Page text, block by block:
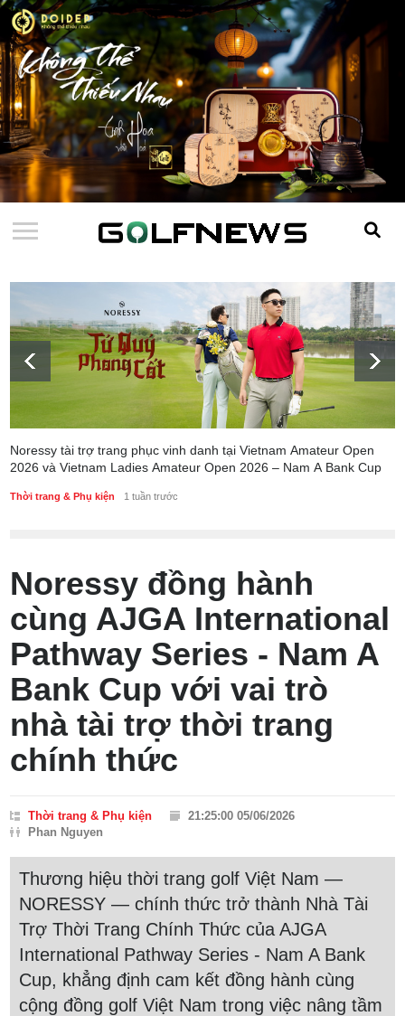
Noressy tài trợ trang phục vinh danh tại Vietnam Amateur Open
2026 và Vietnam Ladies Amateur Open 2026 – Nam A Bank Cup
Thời trang & Phụ kiện 1 tuần trước
Noressy đồng hành
cùng AJGA International
Pathway Series - Nam A
Bank Cup với vai trò
nhà tài trợ thời trang
chính thức
Thời trang & Phụ kiện
21:25:00 05/06/2026
Phan Nguyen
Thương hiệu thời trang golf Việt Nam —
NORESSY — chính thức trở thành Nhà Tài
Trợ Thời Trang Chính Thức của AJGA
International Pathway Series - Nam A Bank
Cup, khẳng định cam kết đồng hành cùng
cộng đồng golf Việt Nam trong việc nâng tầm